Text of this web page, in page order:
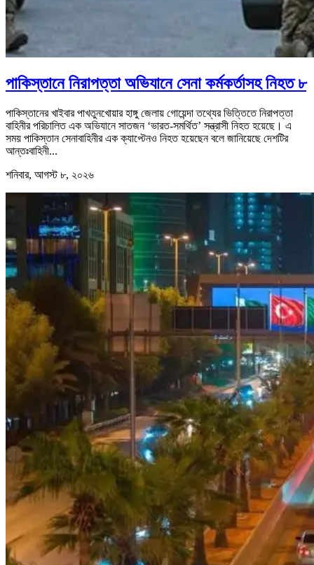
পাকিস্তানে নিরাপত্তা অভিযানে সেনা কর্মকর্তাসহ নিহত ৮
পাকিস্তানের খাইবার পাখতুনখোয়ার হাঙ্গু জেলায় গোয়েন্দা তথ্যের ভিত্তিতে নিরাপত্তা
বাহিনীর পরিচালিত এক অভিযানে সাতজন ‘ভারত-সমর্থিত’ সন্ত্রাসী নিহত হয়েছে। এ
সময় পাকিস্তান সেনাবাহিনীর এক ক্যাপ্টেনও নিহত হয়েছেন বলে জানিয়েছে দেশটির
আন্তঃবাহিনী...
শনিবার, আগস্ট ৮, ২০২৬